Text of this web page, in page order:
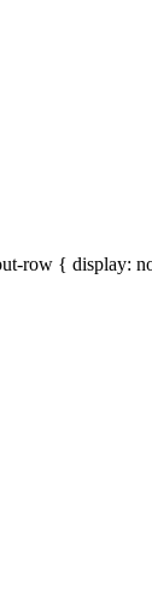
row { display: